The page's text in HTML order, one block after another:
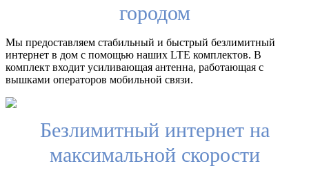
городом
Мы предоставляем стабильный и быстрый безлимитный
интернет в дом с помощью наших LTE комплектов. В
комплект входит усиливающая антенна, работающая с
вышками операторов мобильной связи.
Безлимитный интернет на
максимальной скорости